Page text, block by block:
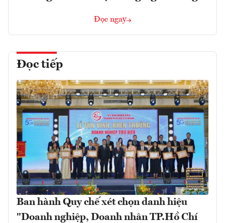
Đọc ngay
Đọc tiếp
Ban hành Quy chế xét chọn danh hiệu
"Doanh nghiệp, Doanh nhân TP.Hồ Chí